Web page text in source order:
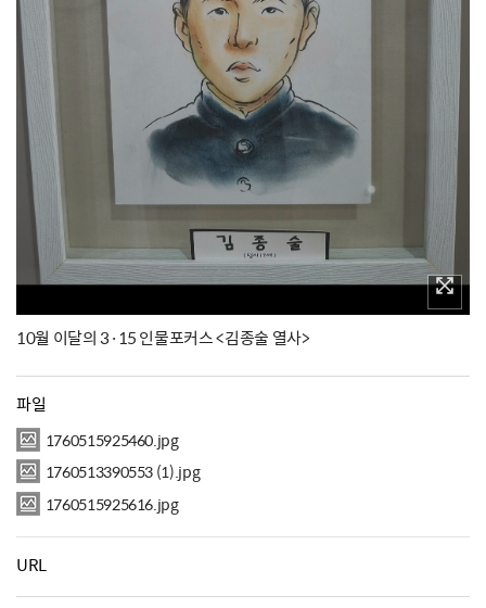
10월 이달의 3·15 인물포커스 <김종술 열사>
파일
1760515925460.jpg
1760513390553 (1).jpg
1760515925616.jpg
URL